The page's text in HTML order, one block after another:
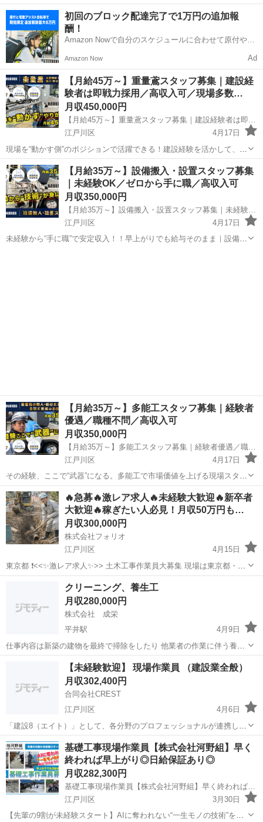
スムーズで確実な施工を行う当社にて、現場作業全般をお任せしま
す。 具体的には、以下のいずれかの業務、または複数に携わっていた
だきます。 解体工事: ...
東京 江戸川区 その他 未経験
初回のブロック配達完了で1万円の追加報
酬！
Amazon Nowで自分のスケジュールに合わせて原付や電
Amazon Now Ad
【月給45万～】重量鳶スタッフ募集｜建設経
験者は即戦力採用／高収入可／現場多数…
月収450,000円
【月給45万～】重量鳶スタッフ募集｜建設経験者は即戦力採用／高収入可／現場多数で安定★
江戸川区
4月17日
現場を“動かす側”のポジションで活躍できる！建設経験を活かして、も
っと稼ぎたい方へ。現場で積み上げてきたスキルを、正当に評価され
る環境で活かしませんか？ ★重量鳶スタッフ募集｜経験者優遇 「建設
経験を活かして、もっと...
東京 江戸川区 その他 重量鳶
【月給35万～】設備搬入・設置スタッフ募集
｜未経験OK／ゼロから手に職／高収入可
月収350,000円
【月給35万～】設備搬入・設置スタッフ募集｜未経験OK／ゼロから手に職／高収入可
江戸川区
4月17日
未経験から“手に職”で安定収入！！早上がりでも給与そのまま｜設備搬
【月給35万～】多能工スタッフ募集｜経験者
優遇／職種不問／高収入可
月収350,000円
江戸川区
4月17日
その経験、ここで“武器”になる。多能工で市場価値を上げる現場スタッ
フ募集！複数スキルで“替えがきかない人材”へ。 ★多能工スタッフ募
集｜経験者優遇 「今の仕事、正直どこでも通用するスキルか不安」
「もっと幅広く経験...
東京 江戸川区 その他
🔥急募🔥激レア求人🔥未経験大歓迎🔥新卒者
大歓迎🔥稼ぎたい人必見！月収50万円も…
月収300,000円
株式会社フォリオ
江戸川区
4月15日
東京都 ❗️<<✨激レア求人✨>> 土木工事作業員大募集 現場は東京都・埼
玉県・千葉県・神奈川県になります。 ✅ 即決採用🚀お急ぎの方も大歓
江戸川区
クリーニング、養生工
月収280,000円
株式会社 成栄
平井駅
4月9日
仕事内容は新築の建物を最終で掃除をしたり 他業者の作業に伴う養生
を行います！ だれでも簡単にできてすぐ覚えられるので 給料アップも
江戸川区 平井駅 その他 社会保険
【未経験歓迎】 現場作業員 （建設業全般）
月収302,400円
合同会社CREST
江戸川区
4月6日
「建設8（エイト）」として、各分野のプロフェッショナルが連携し、
スムーズで確実な施工を行う当社にて、現場作業全般をお任せしま
す。 具体的には、以下のいずれかの業務、または複数に携わっていた
だきます。 解体工事: ...
東京 江戸川区 その他 未経験
基礎工事現場作業員【株式会社河野組】早く
終われば早上がり◎日給保証あり◎
月収282,300円
基礎工事現場作業員【株式会社河野組】早く終われば早上がり◎日給保証あり◎
江戸川区
3月30日
【先輩の9割が未経験スタート】AIに奪われない“一生モノの技術”を身